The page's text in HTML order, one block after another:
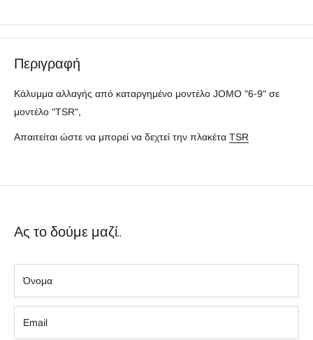
Περιγραφή
Κάλυμμα αλλαγής από καταργημένο μοντέλο JOMO "6-9" σε
μοντέλο "TSR",
Απαιτείται ώστε να μπορεί να δεχτεί την πλακέτα TSR
Ας το δούμε μαζί..
Όνομα
Εmail